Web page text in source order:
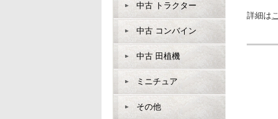
詳細は
中古 トラクター
中古 コンバイン
中古 田植機
ミニチュア
その他